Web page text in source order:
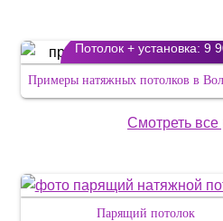
Потолок + установка: 9
Примеры натяжных потолков в
Смотреть все
Парящий потолок